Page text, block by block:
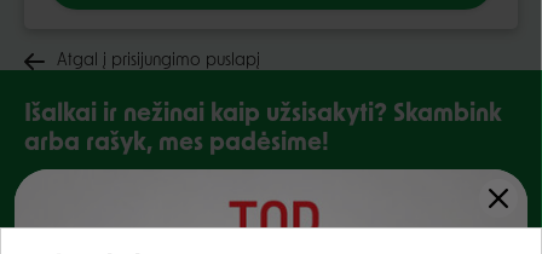
Atgal į prisijungimo puslapį
Išalkai ir nežinai kaip užsisakyti? Skambink
arba rašyk, mes padėsime!